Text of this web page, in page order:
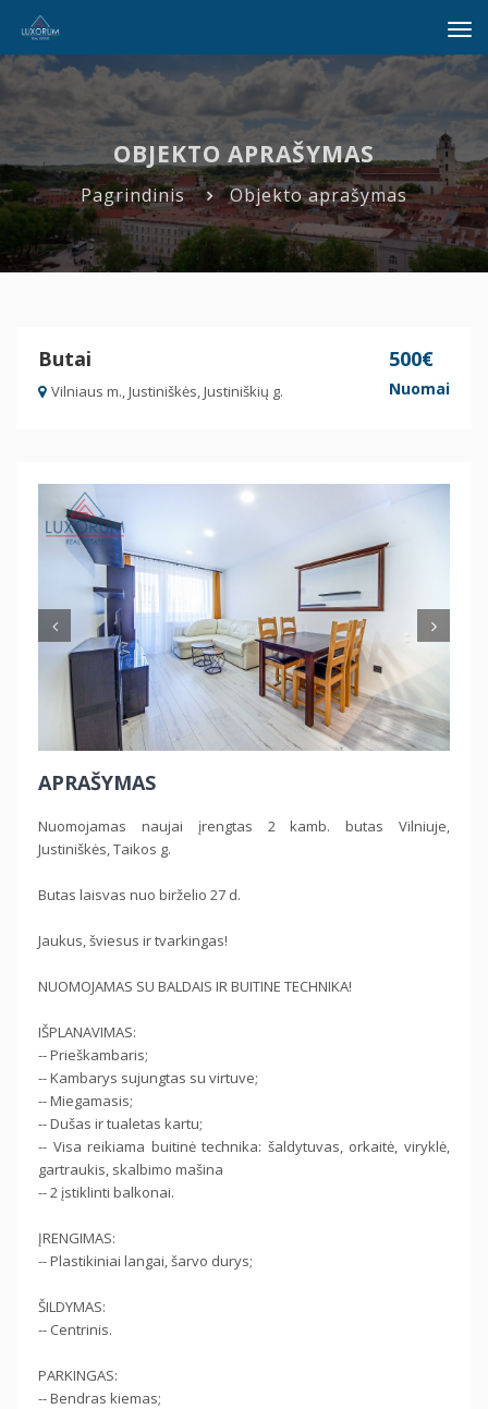
OBJEKTO APRAŠYMAS
Pagrindinis Objekto aprašymas
Butai
Vilniaus m., Justiniškės, Justiniškių g.
500€
Nuomai
Previous
APRAŠYMAS
Nuomojamas naujai įrengtas 2 kamb. butas Vilniuje,
Justiniškės, Taikos g.
Butas laisvas nuo birželio 27 d.
Jaukus, šviesus ir tvarkingas!
NUOMOJAMAS SU BALDAIS IR BUITINE TECHNIKA!
IŠPLANAVIMAS:
-- Prieškambaris;
-- Kambarys sujungtas su virtuve;
-- Miegamasis;
-- Dušas ir tualetas kartu;
-- Visa reikiama buitinė technika: šaldytuvas, orkaitė, viryklė,
gartraukis, skalbimo mašina
-- 2 įstiklinti balkonai.
ĮRENGIMAS:
-- Plastikiniai langai, šarvo durys;
ŠILDYMAS:
-- Centrinis.
PARKINGAS:
-- Bendras kiemas;